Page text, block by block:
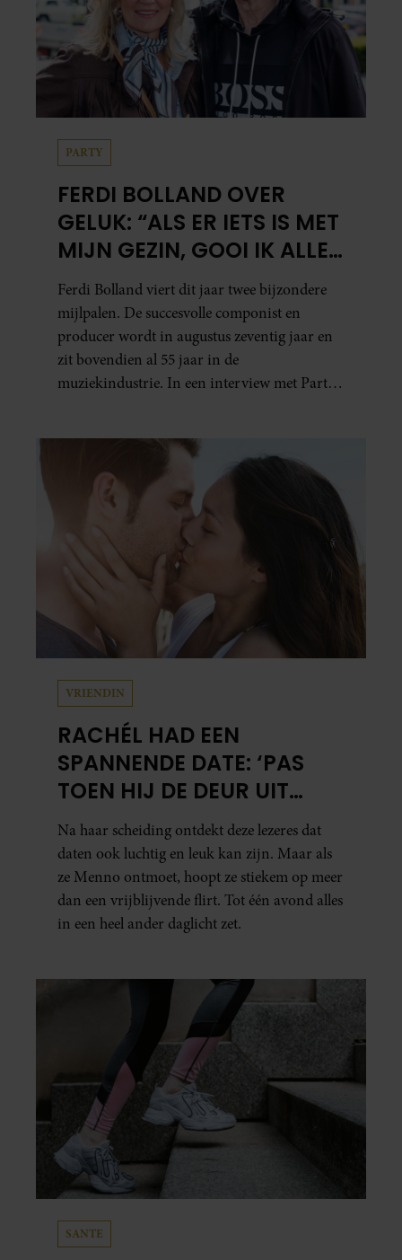
PARTY
FERDI BOLLAND OVER
GELUK: “ALS ER IETS IS MET
MIJN GEZIN, GOOI IK ALLES
UIT MIJN AGENDA”
Ferdi Bolland viert dit jaar twee bijzondere
mijlpalen. De succesvolle componist en
producer wordt in augustus zeventig jaar en
zit bovendien al 55 jaar in de
muziekindustrie. In een interview met Party
waar zijn prioriteiten tegenwoordig liggen:
zijn gezin.
VRIENDIN
RACHÉL HAD EEN
SPANNENDE DATE: ‘PAS
TOEN HIJ DE DEUR UIT
WAS, BESEFTE IK WAT ER
ECHT WAS GEBEURD’
Na haar scheiding ontdekt deze lezeres dat
daten ook luchtig en leuk kan zijn. Maar als
ze Menno ontmoet, hoopt ze stiekem op meer
dan een vrijblijvende flirt. Tot één avond alles
in een heel ander daglicht zet.
SANTE